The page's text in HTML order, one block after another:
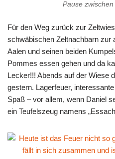
Pause
Für den Weg zurück zur
schwäbischen Zeltnachbarn zur
Aalen und seinen beiden
Pommes essen gehen und da
Lecker!!! Abends auf der Wiese
gestern. Lagerfeuer,
Spaß – vor allem, wenn Daniel
ein Teufelszeug namens